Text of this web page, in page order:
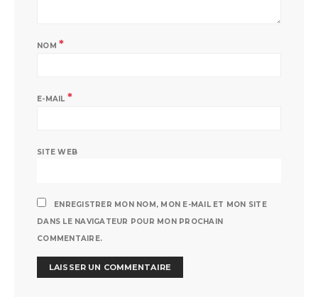
NOM *
E-MAIL *
SITE WEB
ENREGISTRER MON NOM, MON E-MAIL ET MON SITE
DANS LE NAVIGATEUR POUR MON PROCHAIN
COMMENTAIRE.